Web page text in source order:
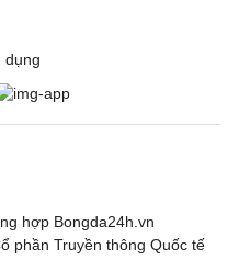
dụng
hợp Bongda24h.vn
phần Truyền thông Quốc tế